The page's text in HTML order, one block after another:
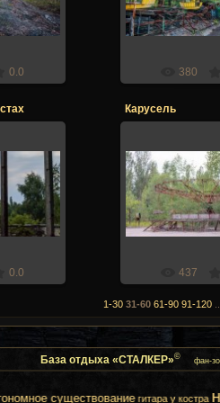
0.0 380
0.0
Карусель
437
1-30 31-60 61-90 91-120
База отдыха «СТАЛКЕР»© фан-
гитара у костра новости